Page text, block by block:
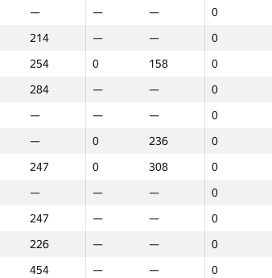
— — — 0
214 — — 0
254 0 158 0
284 — — 0
— — — 0
— 0 236 0
247 0 308 0
— — — 0
247 — — 0
226 — — 0
454 — — 0
Итого
Место NGP30 Sum